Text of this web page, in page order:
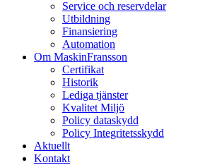
Service och reservdelar
Utbildning
Finansiering
Automation
Om MaskinFransson
Certifikat
Historik
Lediga tjänster
Kvalitet Miljö
Policy dataskydd
Policy Integritetsskydd
Aktuellt
Kontakt